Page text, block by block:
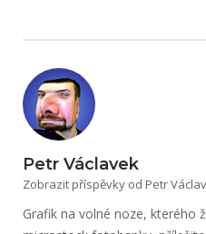
Petr Václavek
Zobrazit příspěvky od Petr
Grafik na volné noze, kterého